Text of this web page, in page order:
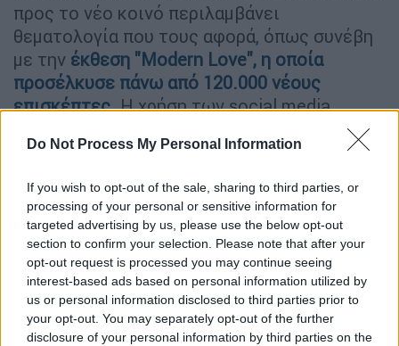
Do Not Process My Personal Information
If you wish to opt-out of the sale, sharing to third parties, or
processing of your personal or sensitive information for
targeted advertising by us, please use the below opt-out
section to confirm your selection. Please note that after your
opt-out request is processed you may continue seeing
interest-based ads based on personal information utilized by
us or personal information disclosed to third parties prior to
your opt-out. You may separately opt-out of the further
disclosure of your personal information by third parties on the
προς το νέο κοινό περιλαμβάνει
θεματολογία που τους αφορά, όπως συνέβη
με την έκθεση "Modern Love", η οποία
προσέλκυσε πάνω από 120.000 νέους
επισκέπτες. Η χρήση των social media
αποτελεί σημαντικό μέσο επικοινωνίας και
προώθησης, ενώ όλες οι δραστηριότητες
δωρεάν» απάντησε η ίδια στο ethnos.gr.
ΔΙΑΒΑΣΤΕ ΕΠΙΣΗΣ
Πολιτισμός |15.12.2022 12:00
ΕΜΣΤ: Είδαμε τη νέα έκθεση «Modern
Love» που εστιάζει στην αγάπη στα